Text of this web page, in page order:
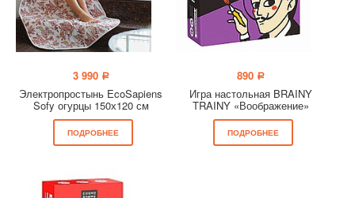
3 990 a
Электропростынь EcoSapiens
Sofy огурцы 150х120 см
ПОДРОБНЕЕ
890 a
Игра настольная BRAINY
TRAINY «Воображение»
ПОДРОБНЕЕ